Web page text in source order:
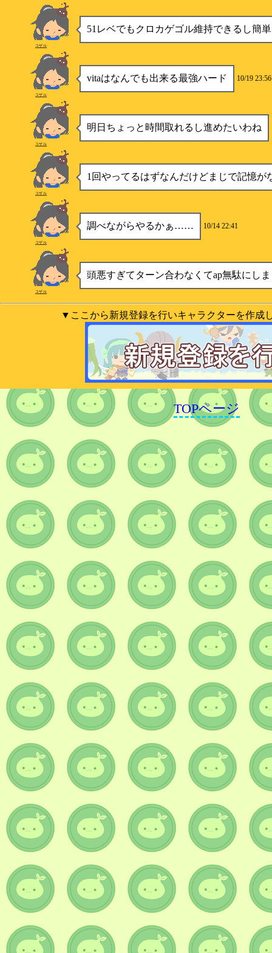
51レベでもクロカゲゴル維持できるし簡
コザル
vitaはなんでも出来る最強ハード 10/19 23:56
コザル
明日ちょっと時間取れるし進めたいわね
コザル
1回やってるはずなんだけどまじで記憶が
コザル
調べながらやるかぁ…… 10/14 22:41
コザル
頭悪すぎてターン合わなくてap無駄にし
コザル
▼ここから新規登録を行いキャラクターを作成
TOPページ